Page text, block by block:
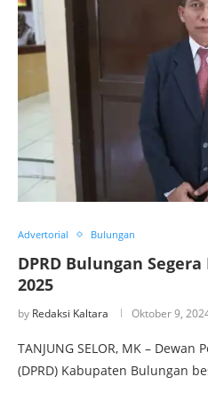
Advertorial Bulungan
DPRD Bulungan
2025
by Redaksi Kaltara Oktober 9,
TANJUNG SELOR, MK – Dewan
(DPRD) Kabupaten Bulungan